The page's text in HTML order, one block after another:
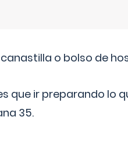
o bolso de
que ir preparando lo
35.